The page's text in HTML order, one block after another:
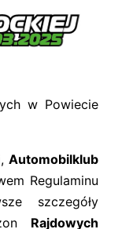
w Powiecie
Automobilklub
Regulaminu
szczegóły
Rajdowych